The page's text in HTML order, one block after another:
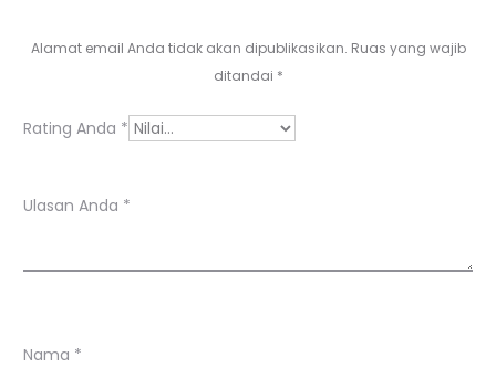
s
n
Alamat email Anda tidak akan dipublikasikan. Ruas yang wajib
ditandai *
Rating Anda *
Ulasan Anda *
Nama *